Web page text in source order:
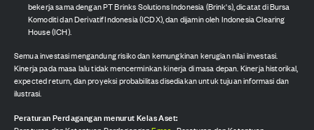
bekerja sama dengan PT Brinks Solutions Indonesia (Brink's), dicatat di Bursa
Komoditi dan Derivatif Indonesia (ICDX), dan dijamin oleh Indonesia Clearing
House (ICH).
Semua investasi mengandung risiko dan kemungkinan kerugian nilai investasi.
Kinerja pada masa lalu tidak mencerminkan kinerja di masa depan. Kinerja historikal,
expected return, dan proyeksi probabilitas disediakan untuk tujuan informasi dan
ilustrasi.
Peraturan Perdagangan menurut Kelas Aset: